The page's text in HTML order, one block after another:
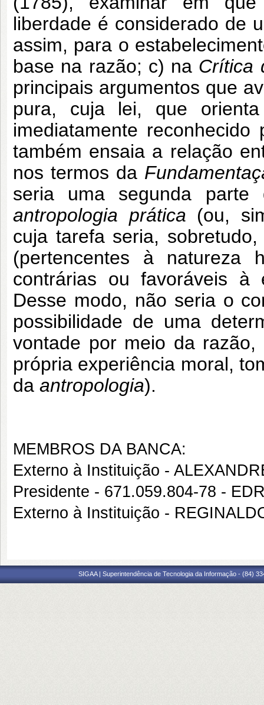
liberdade é considerado de
assim, para o
base na razão; c) na Crítica
principais argumentos que
pura, cuja lei, que
imediatamente
também ensaia a relação
nos termos da
seria uma segunda
antropologia prática (ou,
cuja tarefa seria,
(pertencentes à natureza
contrárias ou favoráveis
Desse modo, não seria o
possibilidade de uma
vontade por meio da
própria experiência moral,
da antropologia).
MEMBROS DA BANCA:
Externo à Instituição -
Presidente - 671.059.804-78 -
Externo à Instituição -
SIGAA | Superintendência de Tecnologia da Informação - (84)